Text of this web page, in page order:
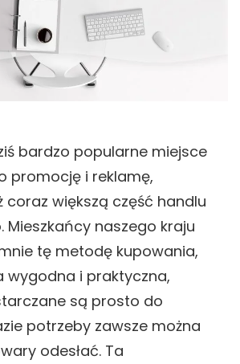
bardzo popularne miejsce
promocję i reklamę,
coraz większą część handlu
Mieszkańcy naszego kraju
tę metodę kupowania,
wygodna i praktyczna,
są prosto do
potrzeby zawsze można
odesłać. Ta